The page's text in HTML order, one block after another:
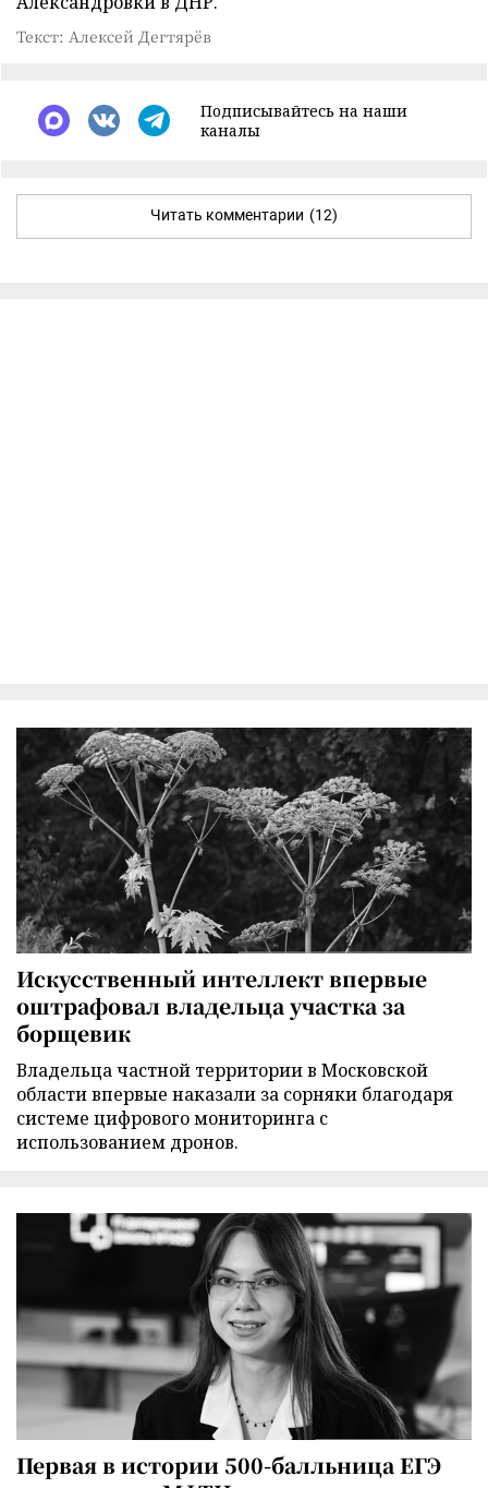
Текст: Алексей Дегтярёв
Подписывайтесь на наши
каналы
Читать комментарии (12)
Искусственный интеллект впервые
оштрафовал владельца участка за
борщевик
Владельца частной территории в Московской
области впервые наказали за сорняки благодаря
системе цифрового мониторинга с
использованием дронов.
Первая в истории 500-балльница ЕГЭ